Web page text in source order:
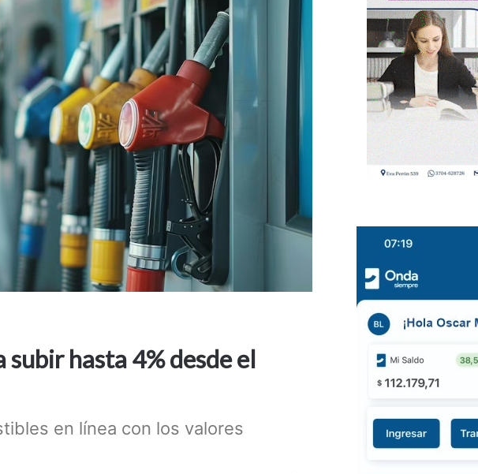
hasta 4% desde el
en línea con los valores